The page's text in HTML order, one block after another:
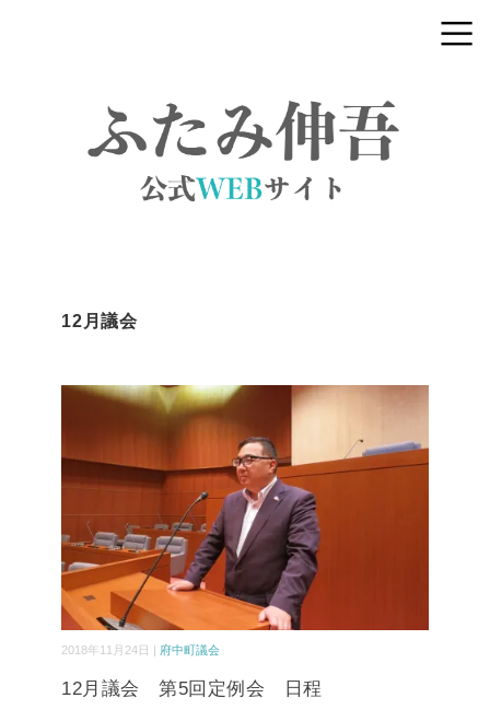
12月議会
2018年11月24日 | 府中町議会
12月議会 第5回定例会 日程